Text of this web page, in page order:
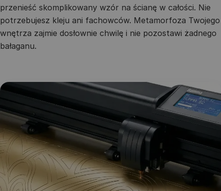
przenieść skomplikowany wzór na ścianę w całości. Nie
potrzebujesz kleju ani fachowców. Metamorfoza Twojego
wnętrza zajmie dosłownie chwilę i nie pozostawi żadnego
bałaganu.